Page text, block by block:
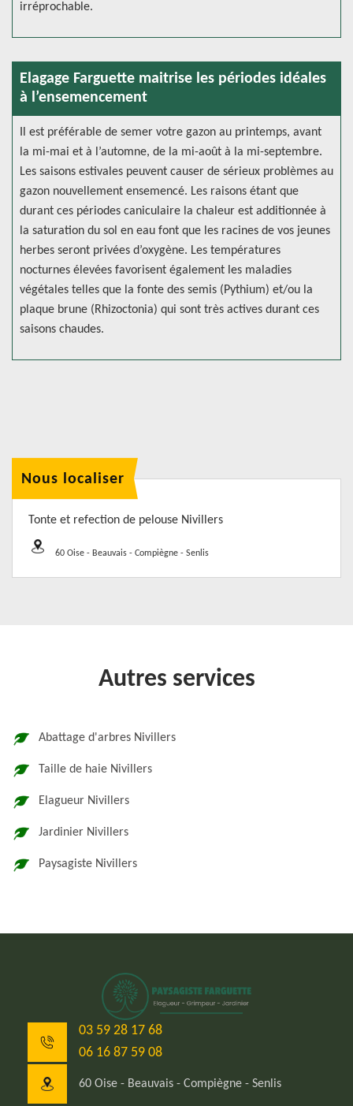
irréprochable.
Elagage Farguette maitrise les périodes idéales
à l’ensemencement
Il est préférable de semer votre gazon au printemps, avant
la mi-mai et à l’automne, de la mi-août à la mi-septembre.
Les saisons estivales peuvent causer de sérieux problèmes au
gazon nouvellement ensemencé. Les raisons étant que
durant ces périodes caniculaire la chaleur est additionnée à
la saturation du sol en eau font que les racines de vos jeunes
herbes seront privées d’oxygène. Les températures
nocturnes élevées favorisent également les maladies
végétales telles que la fonte des semis (Pythium) et/ou la
plaque brune (Rhizoctonia) qui sont très actives durant ces
saisons chaudes.
Nous localiser
Tonte et refection de pelouse Nivillers
60 Oise - Beauvais - Compiègne - Senlis
Autres services
Abattage d'arbres Nivillers
Taille de haie Nivillers
Elagueur Nivillers
Jardinier Nivillers
Paysagiste Nivillers
03 59 28 17 68
06 16 87 59 08
60 Oise - Beauvais - Compiègne - Senlis